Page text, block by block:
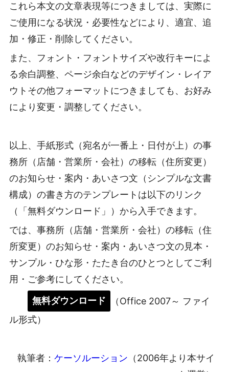
これら本文の文章表現等につきましては、実際に
ご使用になる状況・必要性などにより、適宜、追
加・修正・削除してください。
また、フォント・フォントサイズや改行キーによ
る余白調整、ページ余白などのデザイン・レイア
ウトその他フォーマットにつきましても、お好み
により変更・調整してください。
以上、手紙形式（宛名が一番上・日付が上）の事
務所（店舗・営業所・会社）の移転（住所変更）
のお知らせ・案内・あいさつ文（シンプルな文書
構成）の書き方のテンプレートは以下のリンク
（「無料ダウンロード」）から入手できます。
では、事務所（店舗・営業所・会社）の移転（住
所変更）のお知らせ・案内・あいさつ文の見本・
サンプル・ひな形・たたき台のひとつとしてご利
用・ご参考にしてください。
無料ダウンロード
（Office 2007～ ファイ
ル形式）
執筆者： ケーソルーション （2006年より本サイ